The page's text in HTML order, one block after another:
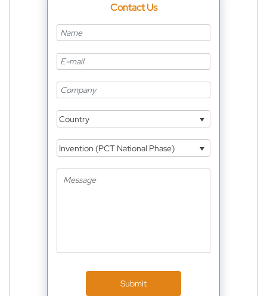
Contact Us
Country
Invention (PCT National Phase)
Submit